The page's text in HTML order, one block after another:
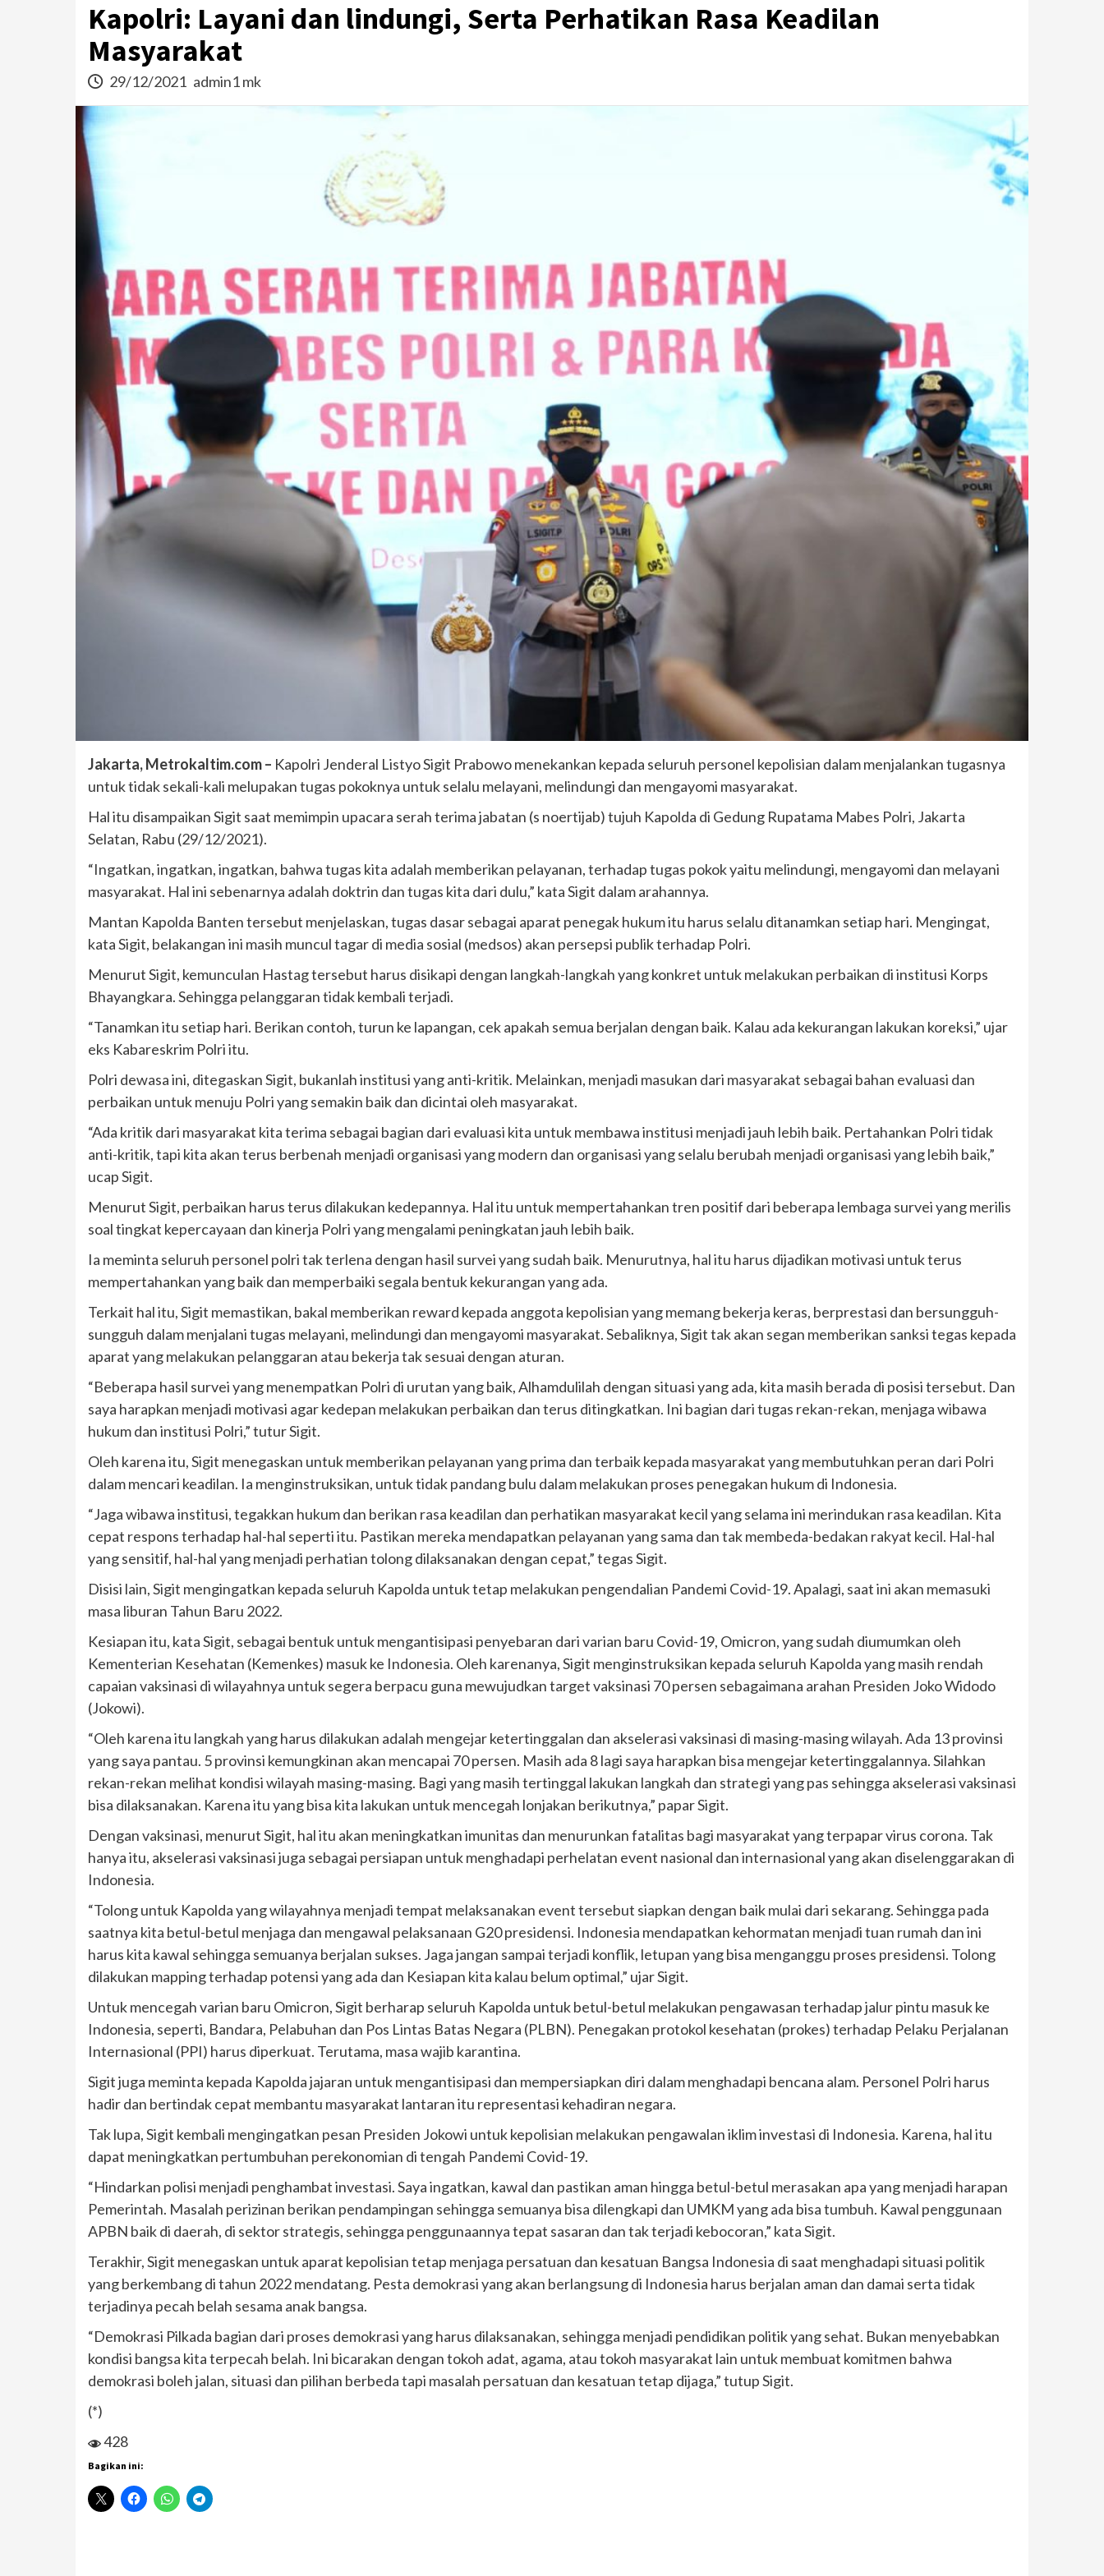
Kapolri: Layani dan lindungi, Serta Perhatikan Rasa Keadilan
Masyarakat
29/12/2021 admin1 mk
Jakarta, Metrokaltim.com – Kapolri Jenderal Listyo Sigit Prabowo menekankan kepada seluruh personel kepolisian dalam menjalankan tugasnya
untuk tidak sekali-kali melupakan tugas pokoknya untuk selalu melayani, melindungi dan mengayomi masyarakat.
Hal itu disampaikan Sigit saat memimpin upacara serah terima jabatan (s noertijab) tujuh Kapolda di Gedung Rupatama Mabes Polri, Jakarta
Selatan, Rabu (29/12/2021).
“Ingatkan, ingatkan, ingatkan, bahwa tugas kita adalah memberikan pelayanan, terhadap tugas pokok yaitu melindungi, mengayomi dan melayani
masyarakat. Hal ini sebenarnya adalah doktrin dan tugas kita dari dulu,” kata Sigit dalam arahannya.
Mantan Kapolda Banten tersebut menjelaskan, tugas dasar sebagai aparat penegak hukum itu harus selalu ditanamkan setiap hari. Mengingat,
kata Sigit, belakangan ini masih muncul tagar di media sosial (medsos) akan persepsi publik terhadap Polri.
Menurut Sigit, kemunculan Hastag tersebut harus disikapi dengan langkah-langkah yang konkret untuk melakukan perbaikan di institusi Korps
Bhayangkara. Sehingga pelanggaran tidak kembali terjadi.
“Tanamkan itu setiap hari. Berikan contoh, turun ke lapangan, cek apakah semua berjalan dengan baik. Kalau ada kekurangan lakukan koreksi,” ujar
eks Kabareskrim Polri itu.
Polri dewasa ini, ditegaskan Sigit, bukanlah institusi yang anti-kritik. Melainkan, menjadi masukan dari masyarakat sebagai bahan evaluasi dan
perbaikan untuk menuju Polri yang semakin baik dan dicintai oleh masyarakat.
“Ada kritik dari masyarakat kita terima sebagai bagian dari evaluasi kita untuk membawa institusi menjadi jauh lebih baik. Pertahankan Polri tidak
anti-kritik, tapi kita akan terus berbenah menjadi organisasi yang modern dan organisasi yang selalu berubah menjadi organisasi yang lebih baik,”
ucap Sigit.
Menurut Sigit, perbaikan harus terus dilakukan kedepannya. Hal itu untuk mempertahankan tren positif dari beberapa lembaga survei yang merilis
soal tingkat kepercayaan dan kinerja Polri yang mengalami peningkatan jauh lebih baik.
Ia meminta seluruh personel polri tak terlena dengan hasil survei yang sudah baik. Menurutnya, hal itu harus dijadikan motivasi untuk terus
mempertahankan yang baik dan memperbaiki segala bentuk kekurangan yang ada.
Terkait hal itu, Sigit memastikan, bakal memberikan reward kepada anggota kepolisian yang memang bekerja keras, berprestasi dan bersungguh-
sungguh dalam menjalani tugas melayani, melindungi dan mengayomi masyarakat. Sebaliknya, Sigit tak akan segan memberikan sanksi tegas kepada
aparat yang melakukan pelanggaran atau bekerja tak sesuai dengan aturan.
“Beberapa hasil survei yang menempatkan Polri di urutan yang baik, Alhamdulilah dengan situasi yang ada, kita masih berada di posisi tersebut. Dan
saya harapkan menjadi motivasi agar kedepan melakukan perbaikan dan terus ditingkatkan. Ini bagian dari tugas rekan-rekan, menjaga wibawa
hukum dan institusi Polri,” tutur Sigit.
Oleh karena itu, Sigit menegaskan untuk memberikan pelayanan yang prima dan terbaik kepada masyarakat yang membutuhkan peran dari Polri
dalam mencari keadilan. Ia menginstruksikan, untuk tidak pandang bulu dalam melakukan proses penegakan hukum di Indonesia.
“Jaga wibawa institusi, tegakkan hukum dan berikan rasa keadilan dan perhatikan masyarakat kecil yang selama ini merindukan rasa keadilan. Kita
cepat respons terhadap hal-hal seperti itu. Pastikan mereka mendapatkan pelayanan yang sama dan tak membeda-bedakan rakyat kecil. Hal-hal
yang sensitif, hal-hal yang menjadi perhatian tolong dilaksanakan dengan cepat,” tegas Sigit.
Disisi lain, Sigit mengingatkan kepada seluruh Kapolda untuk tetap melakukan pengendalian Pandemi Covid-19. Apalagi, saat ini akan memasuki
masa liburan Tahun Baru 2022.
Kesiapan itu, kata Sigit, sebagai bentuk untuk mengantisipasi penyebaran dari varian baru Covid-19, Omicron, yang sudah diumumkan oleh
Kementerian Kesehatan (Kemenkes) masuk ke Indonesia. Oleh karenanya, Sigit menginstruksikan kepada seluruh Kapolda yang masih rendah
capaian vaksinasi di wilayahnya untuk segera berpacu guna mewujudkan target vaksinasi 70 persen sebagaimana arahan Presiden Joko Widodo
(Jokowi).
“Oleh karena itu langkah yang harus dilakukan adalah mengejar ketertinggalan dan akselerasi vaksinasi di masing-masing wilayah. Ada 13 provinsi
yang saya pantau. 5 provinsi kemungkinan akan mencapai 70 persen. Masih ada 8 lagi saya harapkan bisa mengejar ketertinggalannya. Silahkan
rekan-rekan melihat kondisi wilayah masing-masing. Bagi yang masih tertinggal lakukan langkah dan strategi yang pas sehingga akselerasi vaksinasi
bisa dilaksanakan. Karena itu yang bisa kita lakukan untuk mencegah lonjakan berikutnya,” papar Sigit.
Dengan vaksinasi, menurut Sigit, hal itu akan meningkatkan imunitas dan menurunkan fatalitas bagi masyarakat yang terpapar virus corona. Tak
hanya itu, akselerasi vaksinasi juga sebagai persiapan untuk menghadapi perhelatan event nasional dan internasional yang akan diselenggarakan di
Indonesia.
“Tolong untuk Kapolda yang wilayahnya menjadi tempat melaksanakan event tersebut siapkan dengan baik mulai dari sekarang. Sehingga pada
saatnya kita betul-betul menjaga dan mengawal pelaksanaan G20 presidensi. Indonesia mendapatkan kehormatan menjadi tuan rumah dan ini
harus kita kawal sehingga semuanya berjalan sukses. Jaga jangan sampai terjadi konflik, letupan yang bisa menganggu proses presidensi. Tolong
dilakukan mapping terhadap potensi yang ada dan Kesiapan kita kalau belum optimal,” ujar Sigit.
Untuk mencegah varian baru Omicron, Sigit berharap seluruh Kapolda untuk betul-betul melakukan pengawasan terhadap jalur pintu masuk ke
Indonesia, seperti, Bandara, Pelabuhan dan Pos Lintas Batas Negara (PLBN). Penegakan protokol kesehatan (prokes) terhadap Pelaku Perjalanan
Internasional (PPI) harus diperkuat. Terutama, masa wajib karantina.
Sigit juga meminta kepada Kapolda jajaran untuk mengantisipasi dan mempersiapkan diri dalam menghadapi bencana alam. Personel Polri harus
hadir dan bertindak cepat membantu masyarakat lantaran itu representasi kehadiran negara.
Tak lupa, Sigit kembali mengingatkan pesan Presiden Jokowi untuk kepolisian melakukan pengawalan iklim investasi di Indonesia. Karena, hal itu
dapat meningkatkan pertumbuhan perekonomian di tengah Pandemi Covid-19.
“Hindarkan polisi menjadi penghambat investasi. Saya ingatkan, kawal dan pastikan aman hingga betul-betul merasakan apa yang menjadi harapan
Pemerintah. Masalah perizinan berikan pendampingan sehingga semuanya bisa dilengkapi dan UMKM yang ada bisa tumbuh. Kawal penggunaan
APBN baik di daerah, di sektor strategis, sehingga penggunaannya tepat sasaran dan tak terjadi kebocoran,” kata Sigit.
Terakhir, Sigit menegaskan untuk aparat kepolisian tetap menjaga persatuan dan kesatuan Bangsa Indonesia di saat menghadapi situasi politik
yang berkembang di tahun 2022 mendatang. Pesta demokrasi yang akan berlangsung di Indonesia harus berjalan aman dan damai serta tidak
terjadinya pecah belah sesama anak bangsa.
“Demokrasi Pilkada bagian dari proses demokrasi yang harus dilaksanakan, sehingga menjadi pendidikan politik yang sehat. Bukan menyebabkan
kondisi bangsa kita terpecah belah. Ini bicarakan dengan tokoh adat, agama, atau tokoh masyarakat lain untuk membuat komitmen bahwa
demokrasi boleh jalan, situasi dan pilihan berbeda tapi masalah persatuan dan kesatuan tetap dijaga,” tutup Sigit.
(*)
428
Bagikan ini: